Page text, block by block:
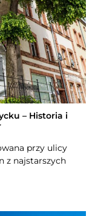
– Historia i
przy ulicy
z najstarszych